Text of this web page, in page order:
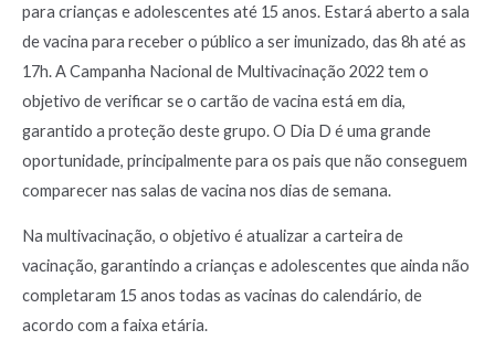
para crianças e adolescentes até 15 anos. Estará aberto a sala
de vacina para receber o público a ser imunizado, das 8h até as
17h. A Campanha Nacional de Multivacinação 2022 tem o
objetivo de verificar se o cartão de vacina está em dia,
garantido a proteção deste grupo. O Dia D é uma grande
oportunidade, principalmente para os pais que não conseguem
comparecer nas salas de vacina nos dias de semana.
Na multivacinação, o objetivo é atualizar a carteira de
vacinação, garantindo a crianças e adolescentes que ainda não
completaram 15 anos todas as vacinas do calendário, de
acordo com a faixa etária.